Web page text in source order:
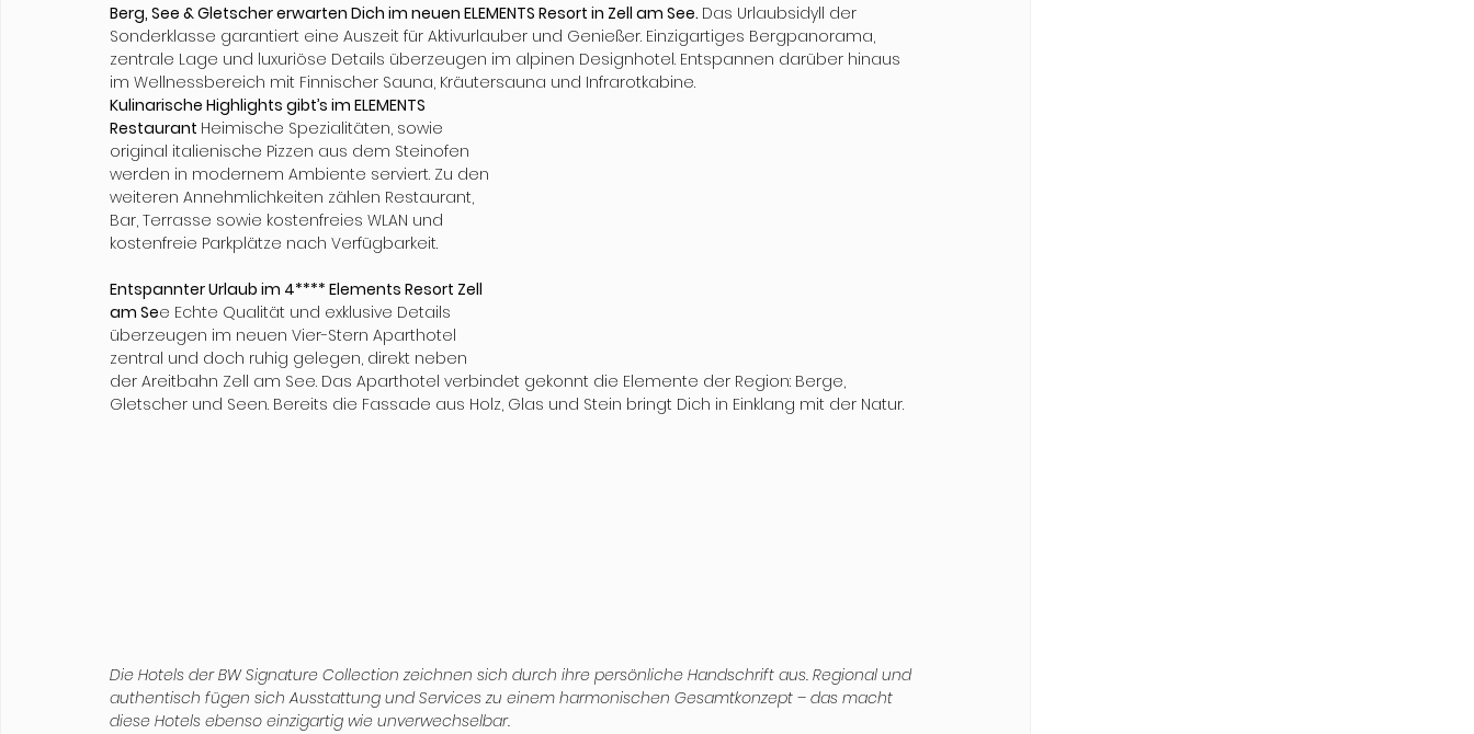
Berg, See & Gletscher erwarten Dich im neuen ELEMENTS Resort in Zell am See. Das Urlaubsidyll der
Sonderklasse garantiert eine Auszeit für Aktivurlauber und Genießer. Einzigartiges Bergpanorama,
zentrale Lage und luxuriöse Details überzeugen im alpinen Designhotel. Entspannen darüber hinaus
im Wellnessbereich mit Finnischer Sauna, Kräutersauna und Infrarotkabine.
Kulinarische Highlights gibt’s im ELEMENTS
Restaurant Heimische Spezialitäten, sowie
original italienische Pizzen aus dem Steinofen
werden in modernem Ambiente serviert. Zu den
weiteren Annehmlichkeiten zählen Restaurant,
Bar, Terrasse sowie kostenfreies WLAN und
kostenfreie Parkplätze nach Verfügbarkeit.
Entspannter Urlaub im 4**** Elements Resort Zell
am See Echte Qualität und exklusive Details
überzeugen im neuen Vier-Stern Aparthotel
zentral und doch ruhig gelegen, direkt neben
der Areitbahn Zell am See. Das Aparthotel verbindet gekonnt die Elemente der Region: Berge,
Gletscher und Seen. Bereits die Fassade aus Holz, Glas und Stein bringt Dich in Einklang mit der Natur.
Die Hotels der BW Signature Collection zeichnen sich durch ihre persönliche Handschrift aus. Regional und
authentisch fügen sich Ausstattung und Services zu einem harmonischen Gesamtkonzept – das macht
diese Hotels ebenso einzigartig wie unverwechselbar.